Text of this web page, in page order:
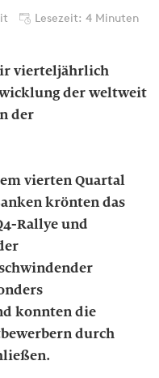
Lesezeit: 4 Minuten
vierteljährlich
der weltweit
der
vierten Quartal
krönten das
Rallye und
konnten die
durch